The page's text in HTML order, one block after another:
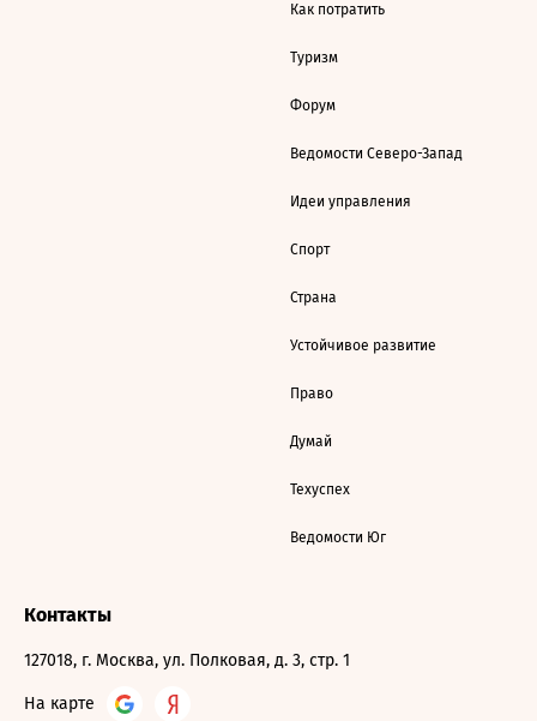
Как потратить
Туризм
Форум
Ведомости Северо-Запад
Идеи управления
Спорт
Страна
Устойчивое развитие
Право
Думай
Техуспех
Ведомости Юг
Контакты
127018, г. Москва, ул. Полковая, д. 3, стр. 1
На карте